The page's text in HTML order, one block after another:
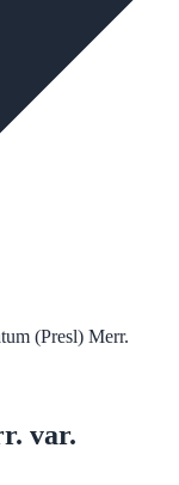
(Presl) Merr.
var.